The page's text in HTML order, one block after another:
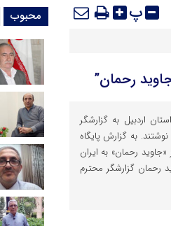
پ
رحمان”
اردبیل به گزارشگر
به گزارش پایگاه
رحمان» به ایران
رحمان گزارشگر محترم
محبوب